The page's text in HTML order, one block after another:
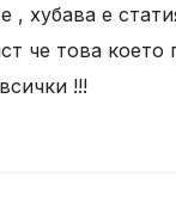
, хубава е
че това което
!!!